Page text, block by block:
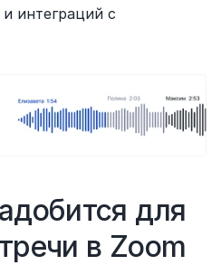
интеграций с
для
в Zoom